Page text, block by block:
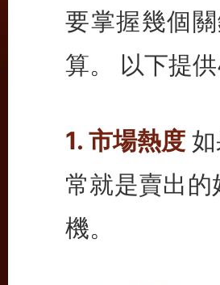
要掌握幾個
算。 以下提
1. 市場熱度
常就是賣出
機。